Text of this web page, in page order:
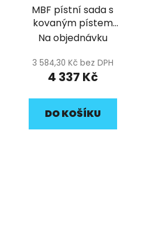
MBF pístní sada s
kovaným pístem
66mm DT212 4V
Na objednávku
3 584,30 Kč bez DPH
4 337 Kč
DO KOŠÍKU